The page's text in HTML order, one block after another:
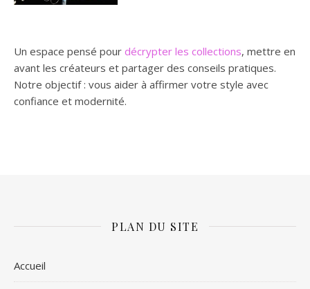
Un espace pensé pour décrypter les collections, mettre en
avant les créateurs et partager des conseils pratiques.
Notre objectif : vous aider à affirmer votre style avec
confiance et modernité.
PLAN DU SITE
Accueil